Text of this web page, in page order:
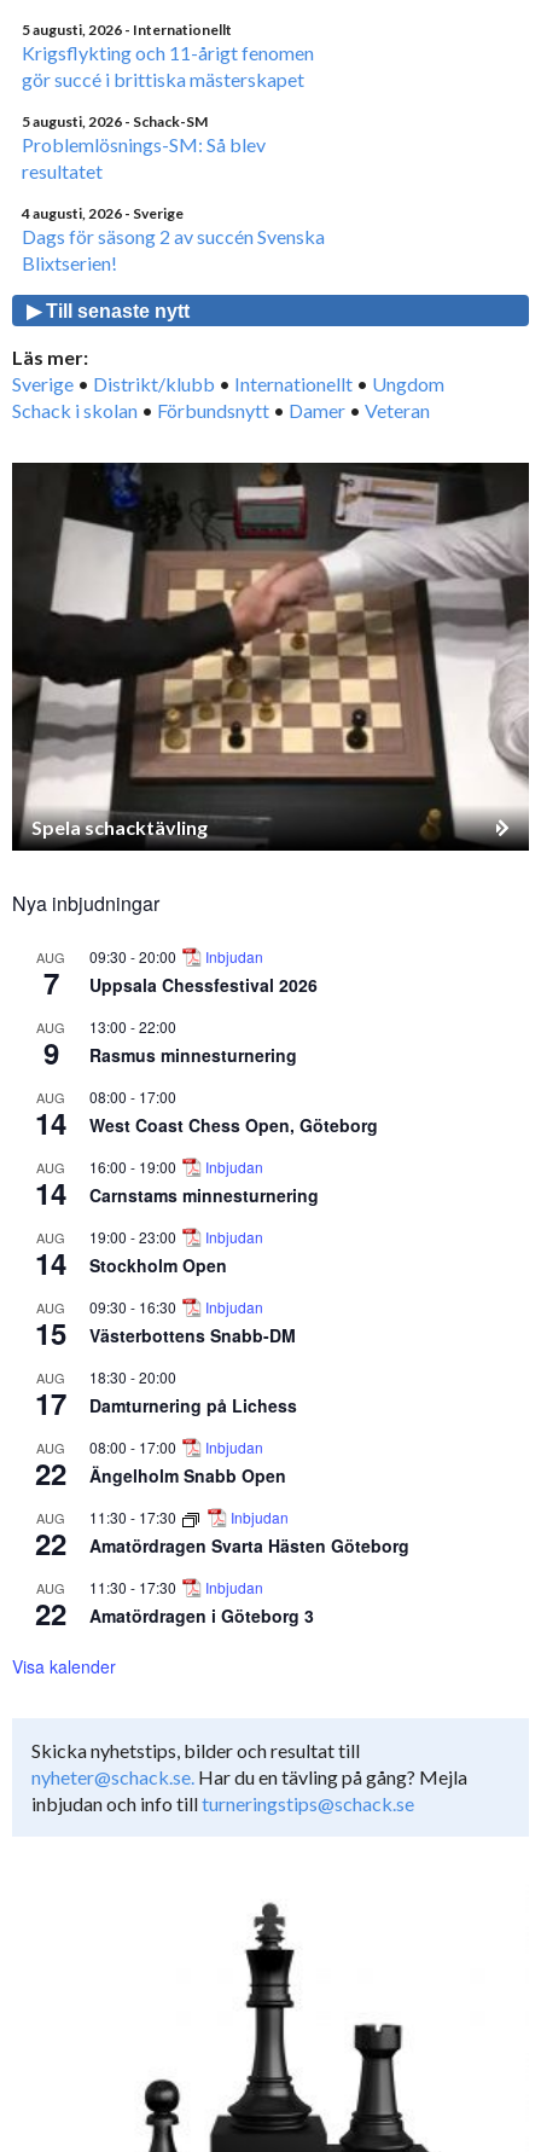
5 augusti, 2026 - Internationellt
Krigsflykting och 11-årigt fenomen
gör succé i brittiska mästerskapet
5 augusti, 2026 - Schack-SM
Problemlösnings-SM: Så blev
resultatet
4 augusti, 2026 - Sverige
Dags för säsong 2 av succén Svenska
Blixtserien!
▶ Till senaste nytt
Läs mer:
Sverige • Distrikt/klubb • Internationellt • Ungdom
Schack i skolan • Förbundsnytt • Damer • Veteran
Spela schacktävling
Nya inbjudningar
AUG
7
09:30 -20:00 Inbjudan
Uppsala Chessfestival 2026
AUG
9
13:00 -22:00
Rasmus minnesturnering
AUG
14
08:00 - 17:00
West Coast Chess Open, Göteborg
AUG
14
16:00 - 19:00 Inbjudan
Carnstams minnesturnering
AUG
14
19:00 -23:00 Inbjudan
Stockholm Open
AUG
15
09:30 - 16:30 Inbjudan
Västerbottens Snabb-DM
AUG
17
18:30 -20:00
Damturnering på Lichess
AUG
22
08:00 - 17:00 Inbjudan
Ängelholm Snabb Open
AUG
22
11:30 - 17:30 Inbjudan
Amatördragen Svarta Hästen Göteborg
AUG
22
11:30 - 17:30 Inbjudan
Amatördragen i Göteborg 3
Visa kalender
Skicka nyhetstips, bilder och resultat till
nyheter@schack.se. Har du en tävling på gång? Mejla
inbjudan och info tillturneringstips@schack.se